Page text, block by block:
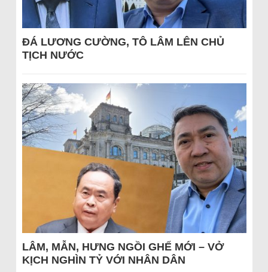
ĐÁ LƯƠNG CƯỜNG, TÔ LÂM LÊN CHỦ
TỊCH NƯỚC
LÂM, MẪN, HƯNG NGỒI GHẾ MỚI – VỞ
KỊCH NGHÌN TỶ VỚI NHÂN DÂN